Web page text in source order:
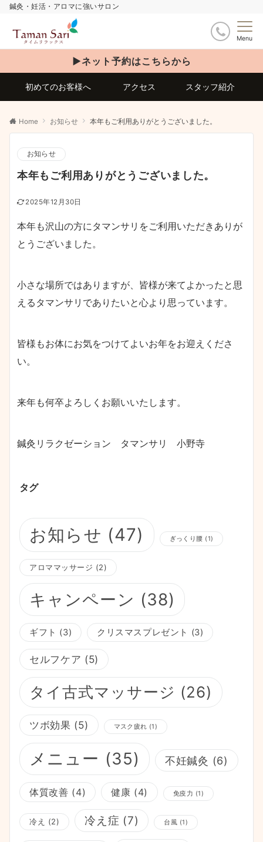
鍼灸・妊活・アロマに強いサロン
Menu
▶ネット予約はこちらから
初めてのお客様へ アクセス スタッフ紹介
Home お知らせ 本年もご利用ありがとうございました。
お知らせ
本年もご利用ありがとうございました。
2025年12月30日
本年も沢山の方にタマンサリをご利用いただきありが
とうございました。
小さな場所ではありますが、皆様が来てよかったと思
えるタマンサリでありたいと心より思っています。
皆様もお体にお気をつけてよいお年をお迎えくださ
い。
来年も何卒よろしくお願いいたします。
鍼灸リラクゼーション タマンサリ 小野寺
タグ
お知らせ (47) ぎっくり腰 (1)
アロママッサージ (2)
キャンペーン (38)
ギフト (3) クリスマスプレゼント (3)
セルフケア (5)
タイ古式マッサージ (26)
ツボ効果 (5) マスク疲れ (1)
メニュー (35) 不妊鍼灸 (6)
体質改善 (4) 健康 (4) 免疫力 (1)
冷え (2) 冷え症 (7) 台風 (1)